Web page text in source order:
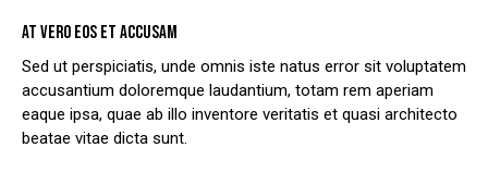
AT VERO EOS ET ACCUSAM
Sed ut perspiciatis, unde omnis iste natus error sit voluptatem
accusantium doloremque laudantium, totam rem aperiam
eaque ipsa, quae ab illo inventore veritatis et quasi architecto
beatae vitae dicta sunt.